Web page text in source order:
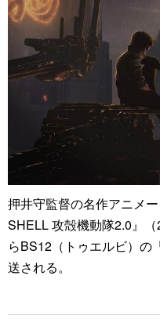
押井守監督の名作アニメ
SHELL 攻殻機動隊2.0』
らBS12（トゥエルビ）の
送される。